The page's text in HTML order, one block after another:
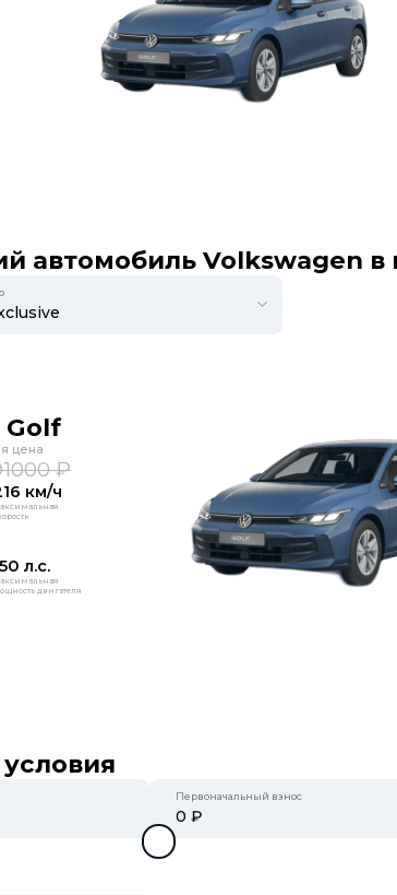
автомобиль Volkswagen в
Golf
цена
₽
км/ч
л.с.
двигателя
Первоначальный взнос